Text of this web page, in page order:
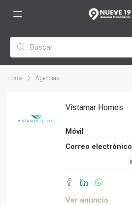
Home Agencias
Vistamar Homes
Móvil
Correo electrónico
Ver anuncio